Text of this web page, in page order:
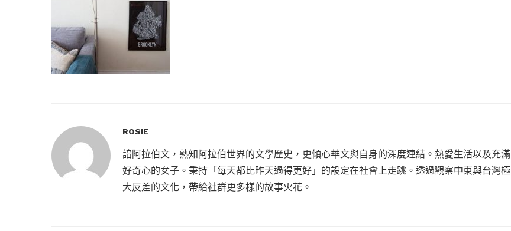
ROSIE
諳阿拉伯文，熟知阿拉伯世界的文學歷史，更傾心華文與自身的深度連結。熱愛生活以及充滿
好奇心的女子。秉持「每天都比昨天過得更好」的設定在社會上走跳。透過觀察中東與台灣極
大反差的文化，帶給社群更多樣的故事火花。